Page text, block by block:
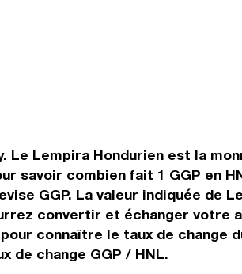
Le Lempira Hondurien est la
savoir combien fait 1 GGP en
GGP. La valeur indiquée de
convertir et échanger votre
connaître le taux de change
de change GGP / HNL.